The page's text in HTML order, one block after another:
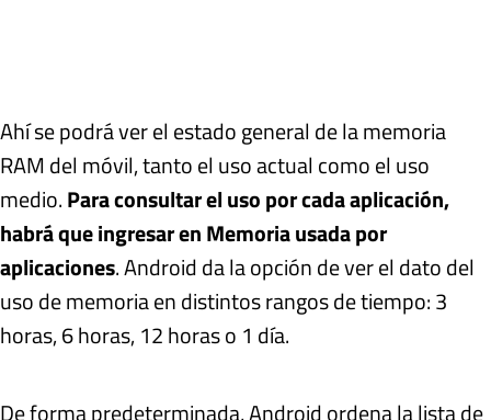
Ahí se podrá ver el estado general de la memoria
RAM del móvil, tanto el uso actual como el uso
medio.Para consultar el uso por cada aplicación,
habrá que ingresar en Memoria usada por
aplicaciones. Android da la opción de ver el dato del
uso de memoria en distintos rangos de tiempo: 3
horas, 6 horas, 12 horas o 1 día.
De forma predeterminada, Android ordena la lista de